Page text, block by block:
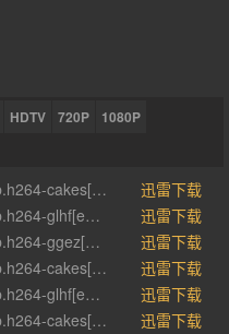
HDTV 720P
1080P
resident.alien.s01e01.1080p.web.h264-cakes[eztv.re].mkv[eztv]
迅雷下载
resident.alien.s01e02.1080p.web.h264-glhf[eztv.re].mkv[eztv]
迅雷下载
resident.alien.s01e03.1080p.web.h264-ggez[eztv.re].mkv[eztv]
迅雷下载
resident.alien.s01e04.1080p.web.h264-cakes[eztv.re].mkv[eztv]
迅雷下载
resident.alien.s01e05.1080p.web.h264-glhf[eztv.re].mkv[eztv]
迅雷下载
resident.alien.s01e06.1080p.web.h264-cakes[eztv.re].mkv[eztv]
迅雷下载